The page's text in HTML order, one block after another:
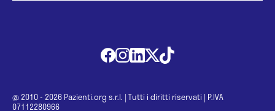
@ 2010 - 2026 Pazienti.org s.r.l. | Tutti i diritti riservati | P.IVA
07112280966